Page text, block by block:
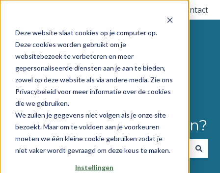
Deze website slaat cookies op je computer op.
Deze cookies worden gebruikt om je
websitebezoek te verbeteren en meer
gepersonaliseerde diensten aan je aan te bieden,
zowel op deze website als via andere media. Zie ons
Privacybeleid voor meer informatie over de cookies
die we gebruiken.
We zullen je gegevens niet volgen als je onze site
bezoekt. Maar om te voldoen aan je voorkeuren
moeten we één kleine cookie gebruiken zodat je
niet vaker wordt gevraagd om deze keus te maken.
Instellingen
Contact
Hoe kunnen we je helpen?
Er zijn geen suggesties want het zoekveld is leeg.